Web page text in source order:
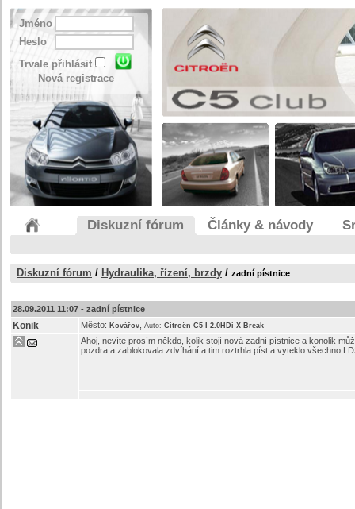
Jméno
Heslo
Trvale přihlásit
Nová registrace
Diskuzní fórum Články & návody
Diskuzní fórum / Hydraulika, řízení, brzdy / zadní pístnice
28.09.2011 11:07 - zadní pístnice
Konik Město: Kovářov Auto: Citroën C5 I 2.0HDi X Break
Ahoj, nevíte prosím někdo, kolik stojí nová zadní pístnice a konolik
pozdra a zablokovala zdvíhání a tim roztrhla píst a vyteklo všechno